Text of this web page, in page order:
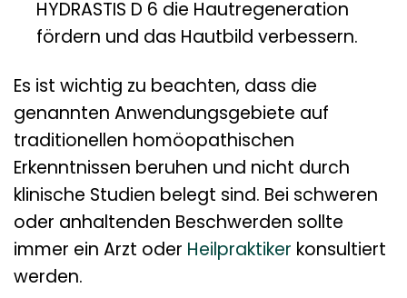
HYDRASTIS D 6 die Hautregeneration
fördern und das Hautbild verbessern.
Es ist wichtig zu beachten, dass die
genannten Anwendungsgebiete auf
traditionellen homöopathischen
Erkenntnissen beruhen und nicht durch
klinische Studien belegt sind. Bei schweren
oder anhaltenden Beschwerden sollte
immer ein Arzt oder Heilpraktiker konsultiert
werden.